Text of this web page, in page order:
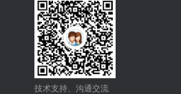
技术支持、沟通交流